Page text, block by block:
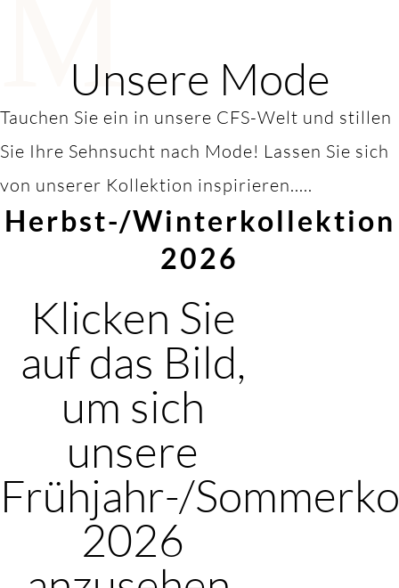
MUnsere Mode
Tauchen Sie ein in unsere CFS-Welt und stillen
Sie Ihre Sehnsucht nach Mode! Lassen Sie sich
von unserer Kollektion inspirieren.....
Herbst-/Winterkollektion
2026
Klicken Sie
auf das Bild,
um sich
unsere
Frühjahr-/
2026